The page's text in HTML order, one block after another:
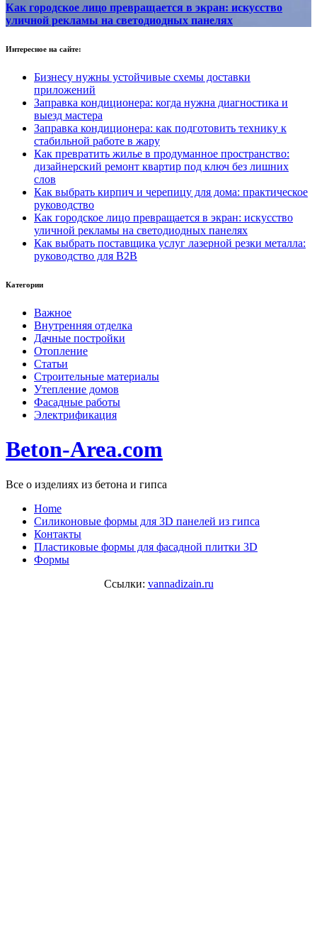
Как городское лицо превращается в экран: искусство
уличной рекламы на светодиодных панелях
Интересное на сайте:
Бизнесу нужны устойчивые схемы доставки
приложений
Заправка кондиционера: когда нужна диагностика и
выезд мастера
Заправка кондиционера: как подготовить технику к
стабильной работе в жару
Как превратить жилье в продуманное пространство:
дизайнерский ремонт квартир под ключ без лишних
слов
Как выбрать кирпич и черепицу для дома: практическое
руководство
Как городское лицо превращается в экран: искусство
уличной рекламы на светодиодных панелях
Как выбрать поставщика услуг лазерной резки металла:
руководство для B2B
Категории
Важное
Внутренняя отделка
Дачные постройки
Отопление
Статьи
Строительные материалы
Утепление домов
Фасадные работы
Электрификация
Beton-Area.com
Все о изделиях из бетона и гипса
Home
Cиликоновые формы для 3D панелей из гипса
Контакты
Пластиковые формы для фасадной плитки 3D
Формы
Ссылки: vannadizain.ru